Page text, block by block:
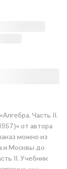
Часть II.
от автора
можно из
и Москвы до
II. Учебник